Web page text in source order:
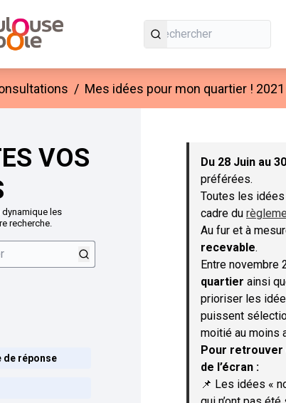
/ Mes idées pour mon quartier ! 2021
VOS
les
recherche.
de réponse
Passer la carte
Du 28 Juin au
préférées.
Toutes les
cadre du
Au fur et à
recevable.
Entre novembre
quartier ainsi
prioriser les
puissent
moitié au moins
Pour retrouver
de l’écran :
📌 Les idées «